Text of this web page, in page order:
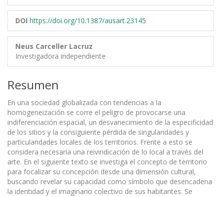
DOI https://doi.org/10.1387/ausart.23145
Neus Carceller Lacruz
Investigadora independiente
Resumen
En una sociedad globalizada con tendencias a la
homogeneización se corre el peligro de provocarse una
indiferenciación espacial, un desvanecimiento de la especificidad
de los sitios y la consiguiente pérdida de singularidades y
particularidades locales de los territorios. Frente a esto se
considera necesaria una reivindicación de lo local a través del
arte. En el siguiente texto se investiga el concepto de territorio
para focalizar su concepción desde una dimensión cultural,
buscando revelar su capacidad como símbolo que desencadena
la identidad y el imaginario colectivo de sus habitantes. Se